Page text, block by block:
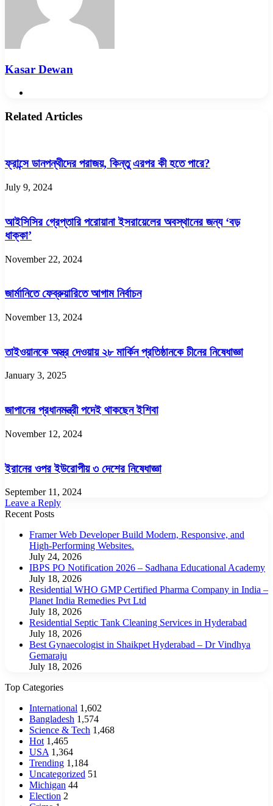
Kasar Dewan
Related Articles
ফ্রান্সে ডানপন্থীদের পরাজয়, কিন্তু এরপর কী হতে পারে?
July 9, 2024
আইসিসির গ্রেপ্তারি পরোয়ানা ইসরায়েলের অবস্থানের জন্য ‘বড়
ধাক্কা’
November 22, 2024
জার্মানিতে ফেব্রুয়ারিতে আগাম নির্বাচন
November 13, 2024
তাইওয়ানকে অস্ত্র দেওয়ায় ২৮ মার্কিন প্রতিষ্ঠানকে চীনের নিষেধাজ্ঞা
January 3, 2025
জাপানের প্রধানমন্ত্রী পদেই থাকছেন ইশিবা
November 12, 2024
ইরানের ওপর ইউরোপীয় ৩ দেশের নিষেধাজ্ঞা
September 11, 2024
Leave a Reply
Recent Posts
Framer Web Developer Build Modern, Responsive, and
High-Performing Websites.
July 24, 2026
IBPS PO Notification 2026 – Sadhana Educational Academy
July 18, 2026
Residential WHO GMP Certified Pharma Company in India –
Planet India Remedies Pvt Ltd
July 18, 2026
Residential Septic Tank Cleaning Services in Hyderabad
July 18, 2026
Best Gynaecologist in Shaikpet Hyderabad – Dr Vindhya
Gemaraju
July 18, 2026
Top Categories
International 1,602
Bangladesh 1,574
Science & Tech 1,468
Hot 1,465
USA 1,364
Trending 1,184
Uncategorized 51
Michigan 44
Election 2